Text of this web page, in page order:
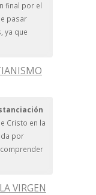
final por el
pasar
ya que
Cristo en la
por
VIRGEN